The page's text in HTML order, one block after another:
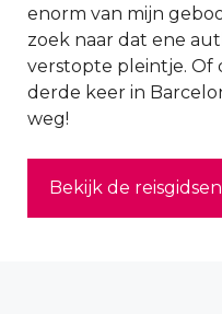
enorm van mijn
zoek naar dat ene
verstopte pleintje. Of
derde keer in
weg!
Bekijk de reisgidsen